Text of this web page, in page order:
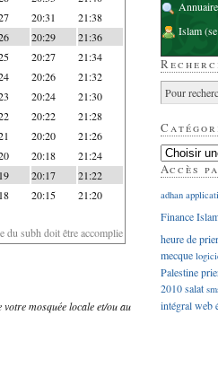
20:31 21:38
20:29 21:36
20:27 21:34
20:26 21:32
20:24 21:30
20:22 21:28
20:20 21:26
20:18 21:24
20:17 21:22
20:15 21:20
du subh doit être accomplie
mosquée locale et/ou au
Islam
Accès
adhan
Finance
heure de
mecque
Palestine
2010salat
intégralweb